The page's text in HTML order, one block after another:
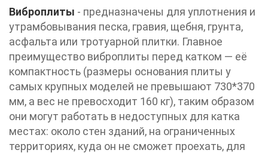
Виброплиты - предназначены для уплотнения и
утрамбовывания песка, гравия, щебня, грунта,
асфальта или тротуарной плитки. Главное
преимущество виброплиты перед катком — её
компактность (размеры основания плиты у
самых крупных моделей не превышают 730*370
мм, а вес не превосходит 160 кг), таким образом
они могут работать в недоступных для катка
местах: около стен зданий, на ограниченных
территориях, куда он не сможет проехать, для